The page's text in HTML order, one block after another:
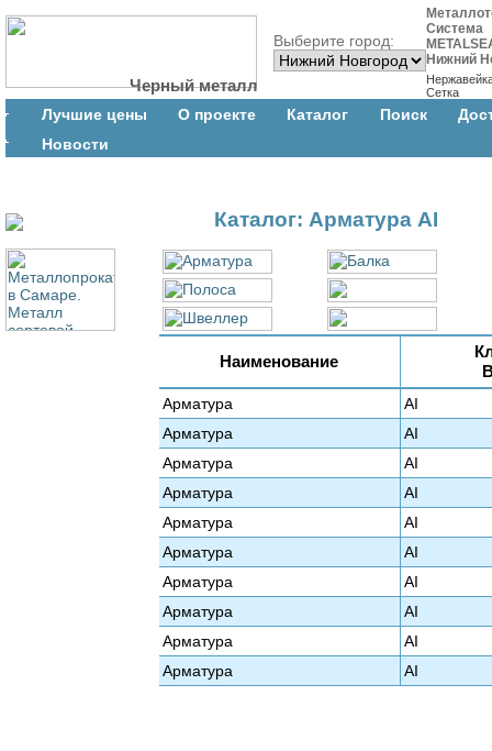
Черный металл
Выберите город:
Система
Нижний
Сетка
Лучшие цены О проекте Каталог Поиск
Новости
Каталог: Арматура АI
Наименование
Арматура
АI
Арматура
АI
Арматура
АI
Арматура
АI
Арматура
АI
Арматура
АI
Арматура
АI
Арматура
АI
Арматура
АI
Арматура
АI